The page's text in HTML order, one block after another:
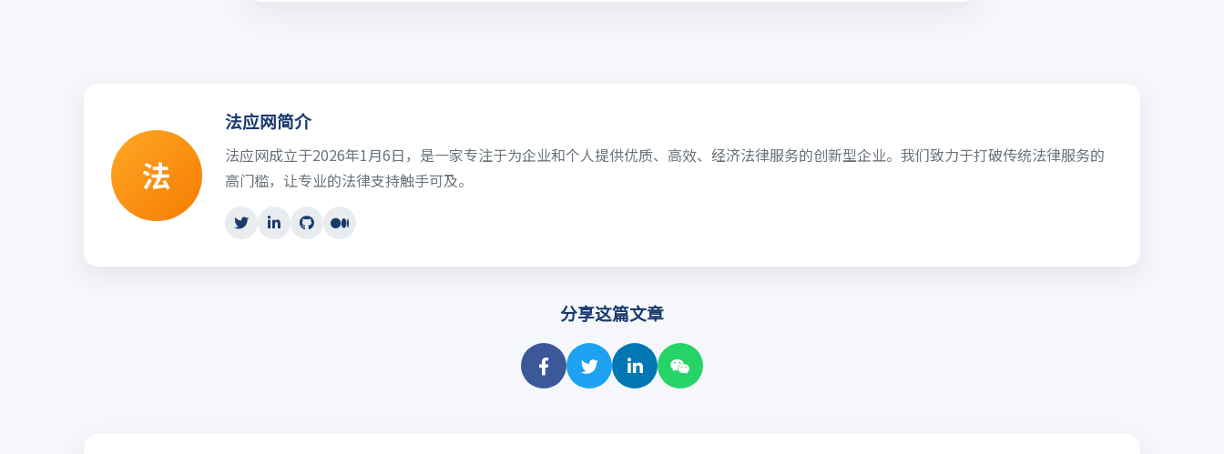
法
法应网简介
法应网成立于2026年1月6日，是一家专注于为企业和个人提供优质、高效、经济法律服务的创新型企业。我们致力于打破传统法律服务的
高门槛，让专业的法律支持触手可及。
分享这篇文章